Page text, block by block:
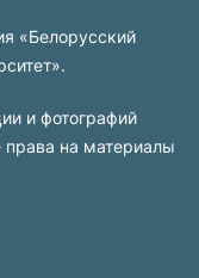
«Белорусский
и фотографий
права на материалы